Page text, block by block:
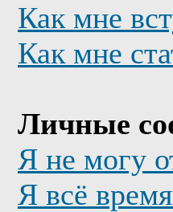
Как мне
Как мне
Личные
Я не могу
Я всё